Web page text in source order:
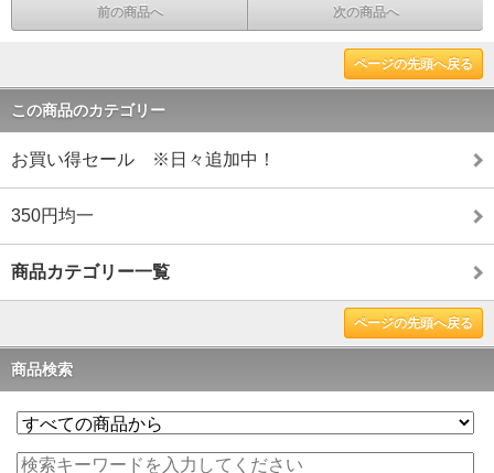
前の商品へ 次の商品へ
ページの先頭へ戻る
この商品のカテゴリー
お買い得セール ※日々追加中！
350円均一
商品カテゴリー一覧
ページの先頭へ戻る
商品検索